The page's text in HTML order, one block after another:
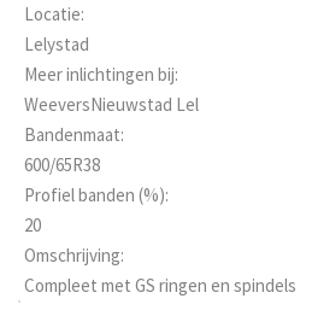
Locatie:
Lelystad
Meer inlichtingen bij:
WeeversNieuwstad Lel
Bandenmaat:
600/65R38
Profiel banden (%):
20
Omschrijving:
Compleet met GS ringen en spindels